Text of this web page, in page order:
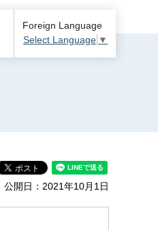
Foreign Language
Select Language ▼
公開日：2021年10月1日